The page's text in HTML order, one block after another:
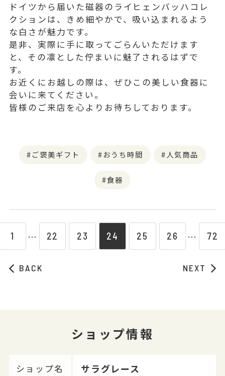
ドイツから届いた磁器のライヒェンバッハコレ
クションは、きめ細やかで、吸い込まれるよう
な白さが魅力です。
是非、実際に手に取ってごらんいただけます
と、その凛とした佇まいに魅了されるはずで
す。
お近くにお越しの際は、ぜひこの美しい食器に
会いに来てください。
皆様のご来店を心よりお待ちしております。
ご褒美ギフト おうち時間 人気商品
食器
BACK
1 ⋯ 22 23 24 25 26 ⋯ 72
NEXT
ショップ情報
ショップ名 サラグレース